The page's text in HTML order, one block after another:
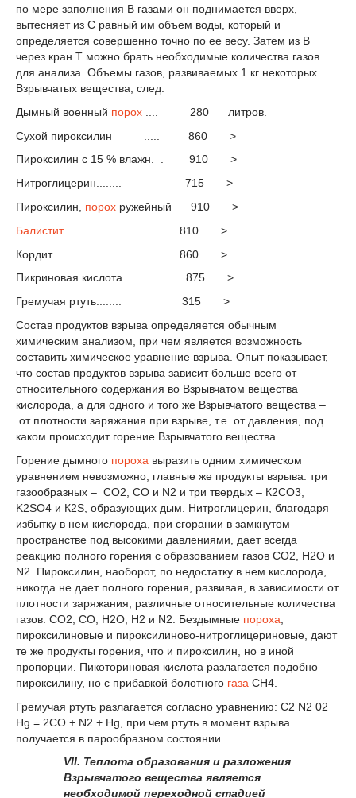
по мере заполнения В газами он поднимается вверх,
вытесняет из С равный им объем воды, который и
определяется совершенно точно по ее весу. Затем из В
через кран Т можно брать необходимые количества газов
для анализа. Объемы газов, развиваемых 1 кг некоторых
Взрывчатых вещества, след:
Дымный военный порох .... 280 литров.
Сухой пироксилин ..... 860 >
Пироксилин с 15 % влажн. . 910 >
Нитроглицерин........ 715 >
Пироксилин, порох ружейный 910 >
Балистит........... 810 >
Кордит ............ 860 >
Пикриновая кислота..... 875 >
Гремучая ртуть........ 315 >
Состав продуктов взрыва определяется обычным
химическим анализом, при чем является возможность
составить химическое уравнение взрыва. Опыт показывает,
что состав продуктов взрыва зависит больше всего от
относительного содержания во Взрывчатом вещества
кислорода, а для одного и того же Взрывчатого вещества –
от плотности заряжания при взрыве, т.е. от давления, под
каком происходит горение Взрывчатого вещества.
Горение дымного пороха выразить одним химическом
уравнением невозможно, главные же продукты взрыва: три
газообразных – СО2 , CO и N2 и три твердых – К2СO3
K2SO4 и К2S, образующих дым. Нитроглицерин, благодаря
избытку в нем кислорода, при сгорании в замкнутом
пространстве под высокими давлениями, дает всегда
реакцию полного горения с образованием газов СО2 , Н2О и
N2 . Пироксилин, наоборот, по недостатку в нем кислорода,
никогда не дает полного горения, развивая, в зависимости от
плотности заряжания, различные относительные количества
газов: СО2 , CO, Н2О, Н2 и N2 . Бездымные пороха
пироксилиновые и пироксилиново-нитроглицериновые, дают
те же продукты горения, что и пироксилин, но в иной
пропорции. Пикоториновая кислота разлагается подобно
пироксилину, но с прибавкой болотного газа СН4
Гремучая ртуть разлагается согласно уравнению: С2 N2 02
Hg = 2СО + N2 + Hg, при чем ртуть в момент взрыва
получается в парообразном состоянии.
VII. Теплота образования и разложения
Взрывчатого вещества является
необходимой переходной стадией